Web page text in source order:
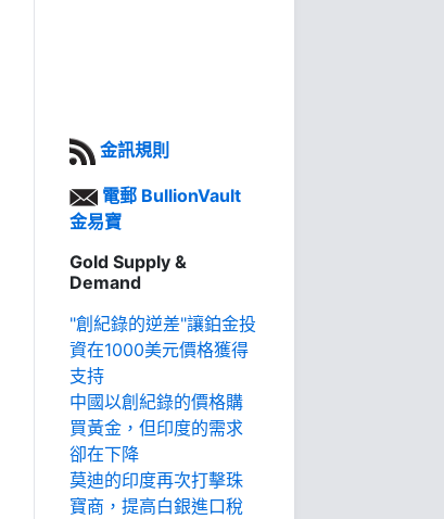
金訊規則
電郵 BullionVault
金易寶
Gold Supply &
Demand
"創紀錄的逆差"讓鉑金投
資在1000美元價格獲得
支持
中國以創紀錄的價格購
買黃金，但印度的需求
卻在下降
莫迪的印度再次打擊珠
寶商，提高白銀進口稅